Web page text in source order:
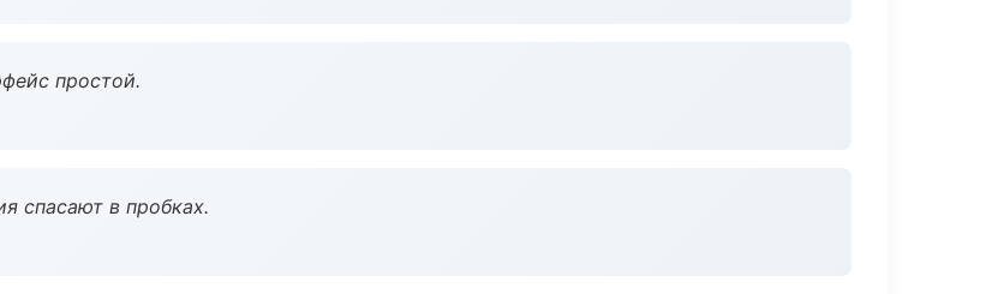
простой.
спасают в пробках.